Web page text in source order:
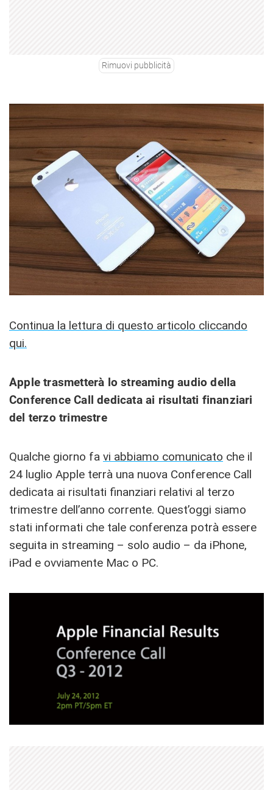
Rimuovi pubblicità
Continua la lettura di questo articolo cliccando
qui.
Apple trasmetterà lo streaming audio della
Conference Call dedicata ai risultati finanziari
del terzo trimestre
Qualche giorno fa vi abbiamo comunicato che il
24 luglio Apple terrà una nuova Conference Call
dedicata ai risultati finanziari relativi al terzo
trimestre dell’anno corrente. Quest’oggi siamo
stati informati che tale conferenza potrà essere
seguita in streaming – solo audio – da iPhone,
iPad e ovviamente Mac o PC.